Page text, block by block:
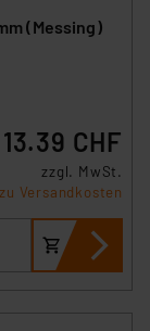
(Messing)
13.39 CHF
zzgl. MwSt.
Versandkosten